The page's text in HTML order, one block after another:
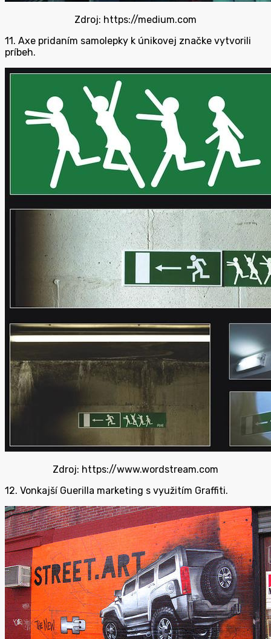
Zdroj: https://medium.com
11. Axe pridaním samolepky k únikovej značke vytvorili
príbeh.
Zdroj: https://www.wordstream.com
12. Vonkajší Guerilla marketing s využitím Graffiti.